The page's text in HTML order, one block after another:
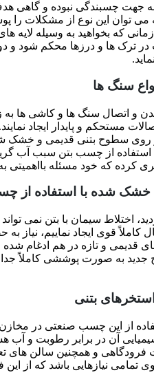
جهت چسبندگی نبوده و گاهی
می توان این نوع از مشکلات
که بخواهید به وسیله لایه
در ترک ها و درزها محکم شود
سنگ ها
و اتصال سنگ ها و کاشی ها
مستحکم و پایدار ایجاد
سطوح بتنی قدیمی و خشک شده
از چسب بتن سبب آب
کرده که خود مسئله بااهمیتی
خشک شده با استفاده از
اختلاط سیمان با بتن نمی
قوی ایجاد نماییم، نیاز
قدیمی و تازه در هم ادغام
جدید به صورت پوششی کاملاً
بتنی
از این چسب صنعتی در
آن در برابر رطوبت و
و همچنین سالن های
نیازهایی باشد که از این